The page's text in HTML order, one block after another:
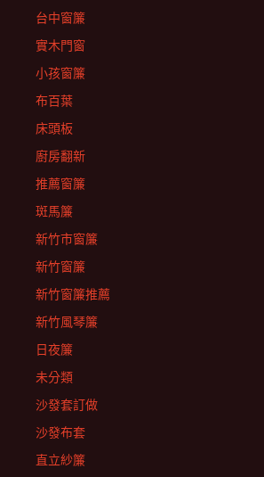
台中窗簾
實木門窗
小孩窗簾
布百葉
床頭板
廚房翻新
推薦窗簾
斑馬簾
新竹市窗簾
新竹窗簾
新竹窗簾推薦
新竹風琴簾
日夜簾
未分類
沙發套訂做
沙發布套
直立紗簾